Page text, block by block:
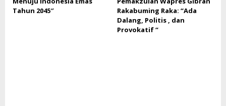
Tahun 2045″
Rakabuming Raka: “Ada
Dalang, Politis , dan
Provokatif “